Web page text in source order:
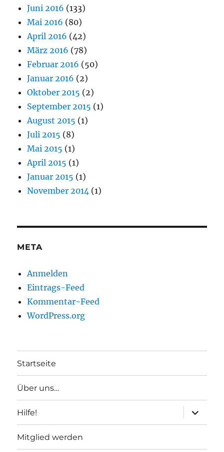
Juni 2016 (133)
Mai 2016 (80)
April 2016 (42)
März 2016 (78)
Februar 2016 (50)
Januar 2016 (2)
Oktober 2015 (2)
September 2015 (1)
August 2015 (1)
Juli 2015 (8)
Mai 2015 (1)
April 2015 (1)
Januar 2015 (1)
November 2014 (1)
META
Anmelden
Eintrags-Feed
Kommentar-Feed
WordPress.org
Startseite
Über uns…
Hilfe!
anzeigen
Mitglied werden